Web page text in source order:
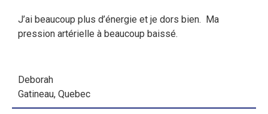
J’ai beaucoup plus d’énergie et je dors bien. Ma
pression artérielle à beaucoup baissé.
Deborah
Gatineau, Quebec